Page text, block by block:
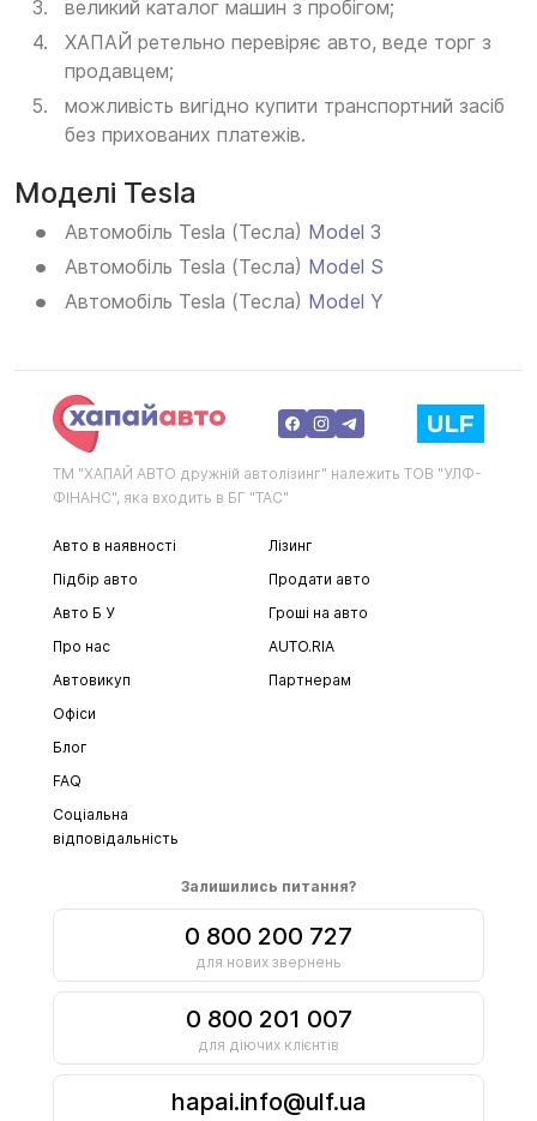
великий каталог машин з пробігом;
ХАПАЙ ретельно перевіряє авто, веде торг з
продавцем;
можливість вигідно купити транспортний засіб
без прихованих платежів.
Моделі Tesla
Автомобіль Tesla (Тесла) Model 3
Автомобіль Tesla (Тесла) Model S
Автомобіль Tesla (Тесла) Model Y
ТМ "ХАПАЙ АВТО дружній автолізинг" належить ТОВ "УЛФ-
ФІНАНС", яка входить в БГ "ТАС"
Авто в наявності
Підбір авто
Авто Б У
Про нас
Автовикуп
Лізинг
Продати авто
Гроші на авто
AUTO.RIA
Партнерам
Офіси
Блог
FAQ
Соціальна
відповідальність
Залишились питання?
0 800 200 727
для нових звернень
0 800 201 007
для діючих клієнтів
hapai.info@ulf.ua